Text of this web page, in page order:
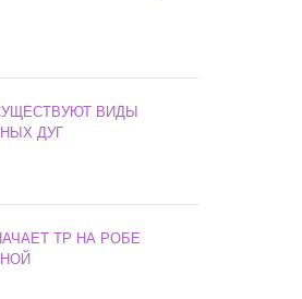
ВИДЫ
ДУГ
ТР НА РОБЕ